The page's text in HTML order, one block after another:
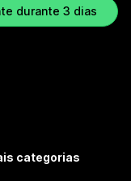
durante 3 dias
categorias